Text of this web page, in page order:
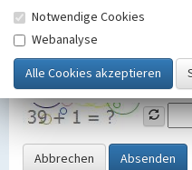
SicherheitsabfrageTragen
Grafik ein
Abbrechen Absenden
Notwendige Cookies
Webanalyse